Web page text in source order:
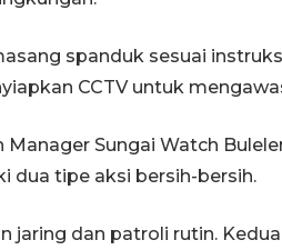
spanduk sesuai
CCTV untuk
Manager Sungai Watch
dua tipe aksi bersih-bersih.
jaring dan patroli rutin.